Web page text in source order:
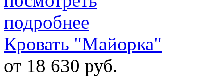
Кровать "Майорка"
от 18 630 руб.